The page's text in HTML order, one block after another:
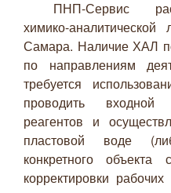
ПНП-Сервис
химико-
Самара. Наличие ХАЛ
по направлениям
требуется
проводить входной
реагентов и
пластовой воде
конкретного
корректировки